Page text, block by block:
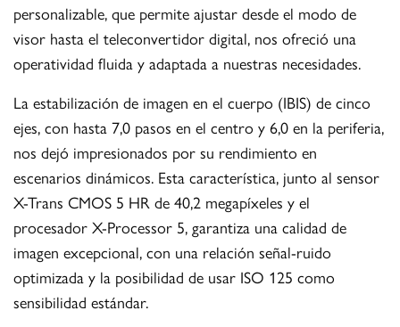
personalizable, que permite ajustar desde el modo de
visor hasta el teleconvertidor digital, nos ofreció una
operatividad fluida y adaptada a nuestras necesidades.
La estabilización de imagen en el cuerpo (IBIS) de cinco
ejes, con hasta 7,0 pasos en el centro y 6,0 en la periferia,
nos dejó impresionados por su rendimiento en
escenarios dinámicos. Esta característica, junto al sensor
X-Trans CMOS 5 HR de 40,2 megapíxeles y el
procesador X-Processor 5, garantiza una calidad de
imagen excepcional, con una relación señal-ruido
optimizada y la posibilidad de usar ISO 125 como
sensibilidad estándar.